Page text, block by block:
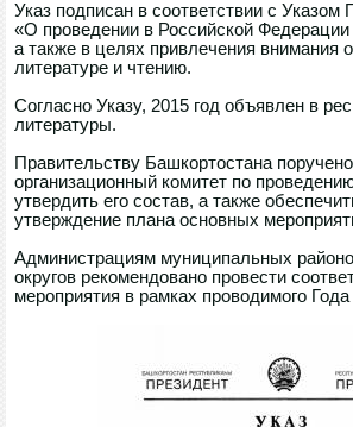
Указ подписан в соответствии с Указом
«О проведении в Российской Федерации
а также в целях привлечения внимания
литературе и чтению.
Согласно Указу, 2015 год объявлен в
литературы.
Правительству Башкортостана
организационный комитет по
утвердить его состав, а также
утверждение плана основных
Администрациям муниципальных
округов рекомендовано провести
мероприятия в рамках проводимого